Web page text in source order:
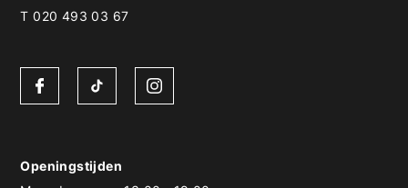
T 020 493 03 67
Openingstijden